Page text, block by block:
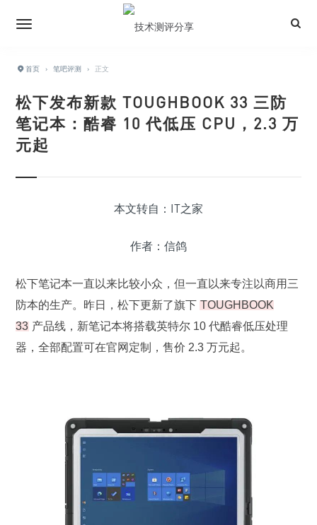
首页 › 笔吧评测 › 正文
松下发布新款 TOUGHBOOK 33 三防
笔记本：酷睿 10 代低压 CPU，2.3 万
元起
本文转自：IT之家
作者：信鸽
松下笔记本一直以来比较小众，但一直以来专注以商用三
防本的生产。昨日，松下更新了旗下 TOUGHBOOK
33 产品线，新笔记本将搭载英特尔 10 代酷睿低压处理
器，全部配置可在官网定制，售价 2.3 万元起。